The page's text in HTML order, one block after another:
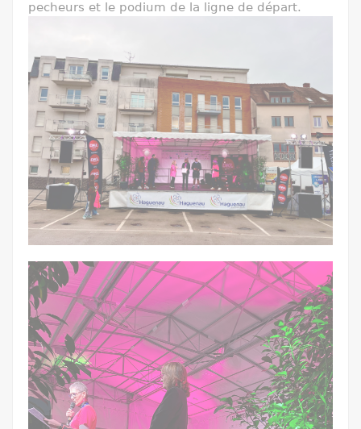
pecheurs et le podium de la ligne de départ.